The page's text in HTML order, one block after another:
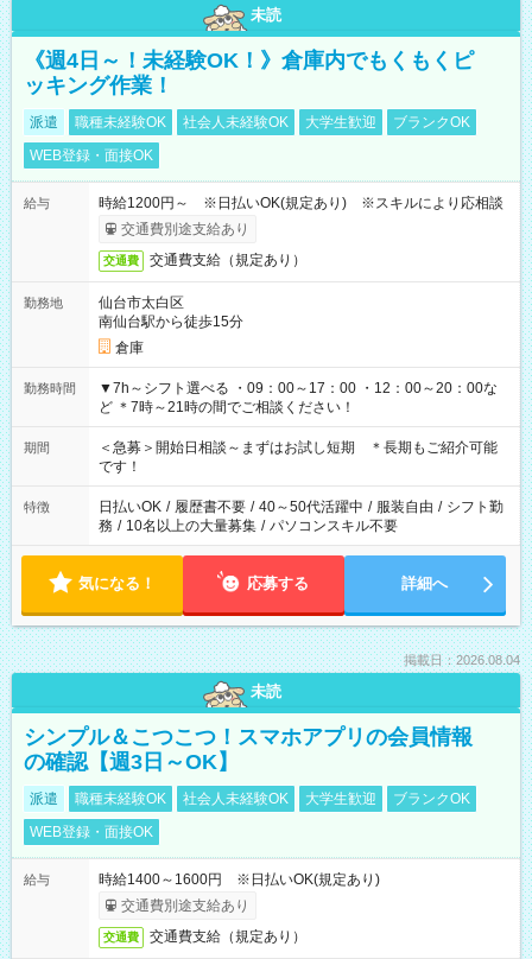
未読
《週4日～！未経験OK！》倉庫内でもくもくピ
ッキング作業！
派遣 職種未経験OK 社会人未経験OK 大学生歓迎
ブランクOK
WEB登録・面接OK
給与
時給1200円～ ※日払いOK(規定あり) ※スキルにより応相談
交通費別途支給あり
交通費 交通費支給（規定あり）
勤務地
仙台市太白区
南仙台駅から徒歩15分
倉庫
勤務時間
▼7h～シフト選べる ・09：00～17：00 ・12：00～20：00な
ど ＊7時～21時の間でご相談ください！
期間
＜急募＞開始日相談～まずはお試し短期 ＊長期もご紹介可能
です！
特徴 日払いOK / 履歴書不要 / 40～50代活躍中 / 服装自由 / シフト勤
務 / 10名以上の大量募集 / パソコンスキル不要
気になる！ 応募する 詳細へ
掲載日：2026.08.04
未読
シンプル＆こつこつ！スマホアプリの会員情報
の確認【週3日～OK】
派遣 職種未経験OK 社会人未経験OK 大学生歓迎
ブランクOK
WEB登録・面接OK
給与
時給1400～1600円 ※日払いOK(規定あり)
交通費別途支給あり
交通費 交通費支給（規定あり）